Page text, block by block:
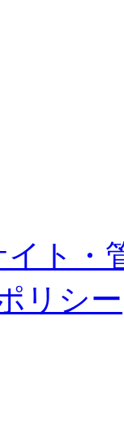
ト・
リシー